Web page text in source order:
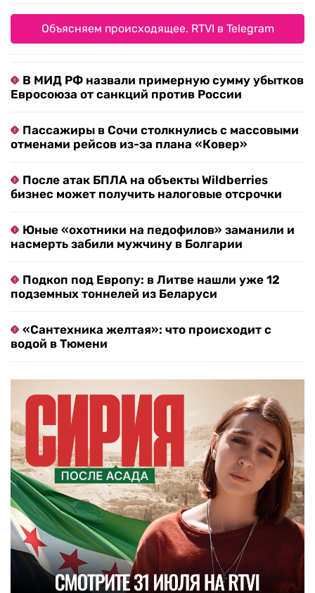
Объясняем происходящее. RTVI в Telegram
В МИД РФ назвали примерную сумму убытков
Евросоюза от санкций против России
Пассажиры в Сочи столкнулись с массовыми
отменами рейсов из-за плана «Ковер»
После атак БПЛА на объекты Wildberries
бизнес может получить налоговые отсрочки
Юные «охотники на педофилов» заманили и
насмерть забили мужчину в Болгарии
Подкоп под Европу: в Литве нашли уже 12
подземных тоннелей из Беларуси
«Сантехника желтая»: что происходит с
водой в Тюмени